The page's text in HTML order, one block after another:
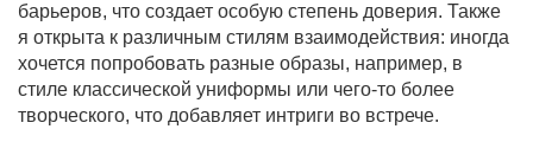
барьеров, что создает особую степень доверия. Также
я открыта к различным стилям взаимодействия: иногда
хочется попробовать разные образы, например, в
стиле классической униформы или чего-то более
творческого, что добавляет интриги во встрече.